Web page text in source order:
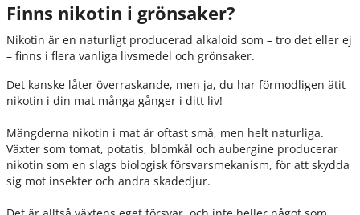
Finns nikotin i grönsaker?
Nikotin är en naturligt producerad alkaloid som – tro det eller ej
– finns i flera vanliga livsmedel och grönsaker.
Det kanske låter överraskande, men ja, du har förmodligen ätit
nikotin i din mat många gånger i ditt liv!
Mängderna nikotin i mat är oftast små, men helt naturliga.
Växter som tomat, potatis, blomkål och aubergine producerar
nikotin som en slags biologisk försvarsmekanism, för att skydda
sig mot insekter och andra skadedjur.